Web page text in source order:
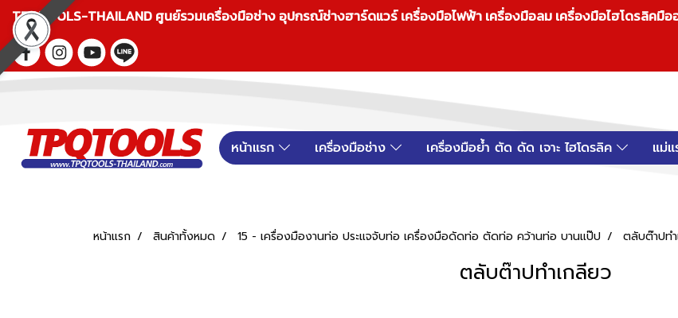
TPQTOOLS-THAILAND ศูนย์รวมเครื่องมือช่าง อุปกรณ์ช่างฮาร์ดแวร์ เครื่องมือไฟฟ้า เครื่องมือลม เครื่องมือไฮโดรลิค
หน้าแรก เครื่องมือช่าง เครื่องมือย้ำ ตัด ดัด เจาะ ไฮโดรลิค แม่
หน้าแรก สินค้าทั้งหมด 15 - เครื่องมืองานท่อ ประแจจับท่อ เครื่องมือดัดท่อ ตัดท่อ คว้านท่อ บานแป๊ป ตลับต๊าปท
ตลับต๊าปทำเกลียว